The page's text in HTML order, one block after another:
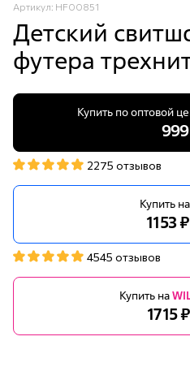
Артикул: HF00851
Детский
футера
Купить по оптовой
2275 отзывов
Купить на
1153 ₽
4545 отзывов
Купить на
1715 ₽